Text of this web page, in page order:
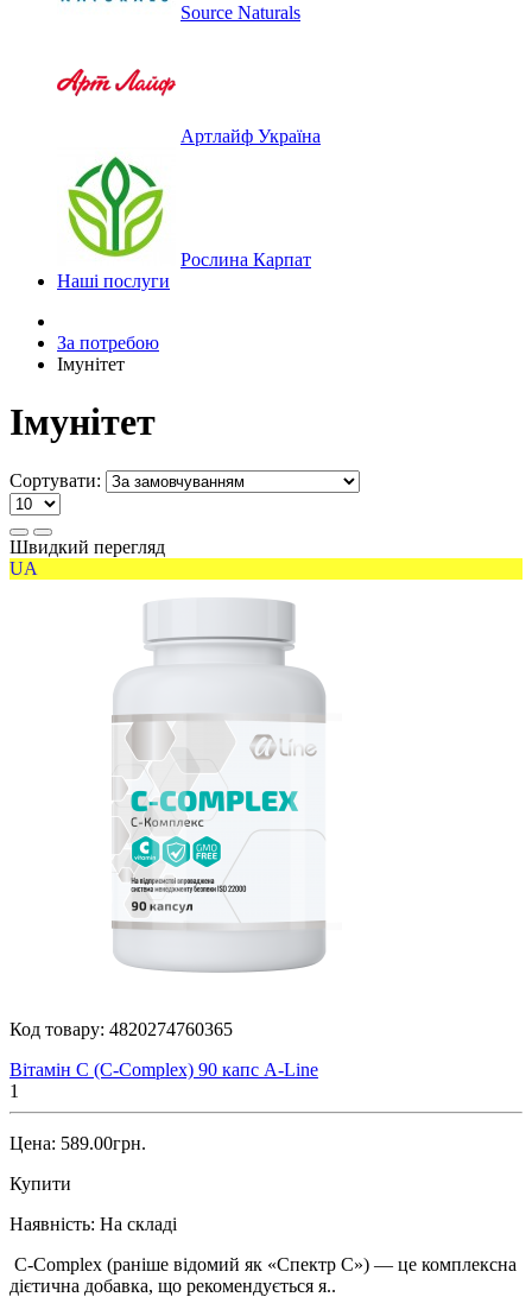
Source Naturals
Артлайф Україна
Рослина Карпат
Наші послуги
За потребою
Імунітет
Імунітет
Сортувати:
Швидкий перегляд
UA
Код товару: 4820274760365
Вітамін С (C-Complex) 90 капс A-Line
1
Цена: 589.00грн.
Купити
Наявність: На складі
C-Complex (раніше відомий як «Спектр С») — це комплексна
дієтична добавка, що рекомендується я..